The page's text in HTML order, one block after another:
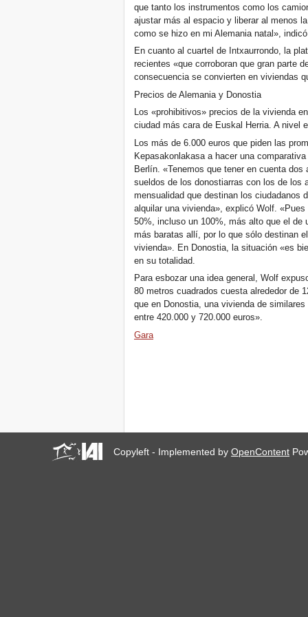
que tanto los instrumentos como los
ajustar más al espacio y liberar al menos
como se hizo en mi Alemania natal»,
En cuanto al cuartel de Intxaurrondo, la
recientes «que corroboran que gran parte
consecuencia se convierten en viviendas
Precios de Alemania y Donostia
Los «prohibitivos» precios de la vivienda
ciudad más cara de Euskal Herria. A nivel
Los más de 6.000 euros que piden las
Kepasakonlakasa a hacer una
Berlín. «Tenemos que tener en cuenta
sueldos de los donostiarras con los de los
mensualidad que destinan los ciudadanos
alquilar una vivienda», explicó Wolf.
50%, incluso un 100%, más alto que el de
más baratas allí, por lo que sólo destinan
vivienda». En Donostia, la situación «es
en su totalidad.
Para esbozar una idea general, Wolf
80 metros cuadrados cuesta alrededor de
que en Donostia, una vivienda de
entre 420.000 y 720.000 euros».
Gara
Copyleft - Implemented byOpenContent